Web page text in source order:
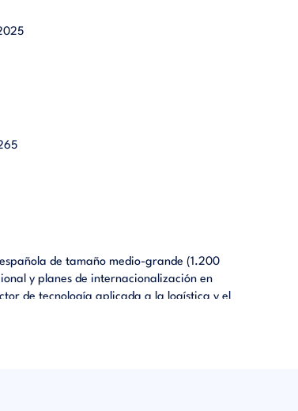
de tamaño medio-grande (1.200
y planes de internacionalización en
de tecnología aplicada a la logística y el
pero poco reconocida a nivel público.
(nueva dirección general, reorganización